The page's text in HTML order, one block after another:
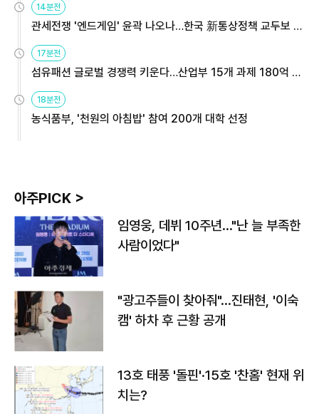
14분전
관세전쟁 '엔드게임' 윤곽 나오나…한국 新통상정책 교두보 활
용해야
17분전
섬유패션 글로벌 경쟁력 키운다…산업부 15개 과제 180억 지
원
18분전
농식품부, '천원의 아침밥' 참여 200개 대학 선정
아주PICK >
임영웅, 데뷔 10주년…"난 늘 부족한
사람이었다"
"광고주들이 찾아줘"…진태현, '이숙
캠' 하차 후 근황 공개
13호 태풍 '돌핀'·15호 '찬홈' 현재 위
치는?